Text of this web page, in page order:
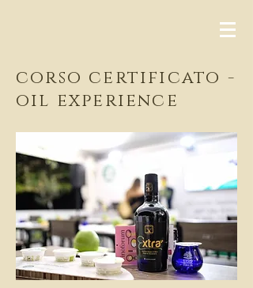
corso certificato -
oil experience